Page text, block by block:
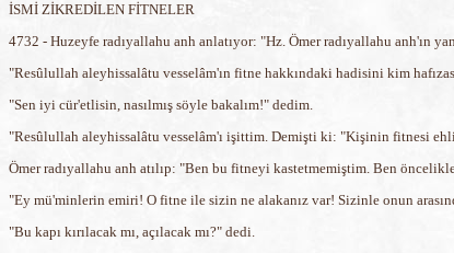
İSMİ ZİKREDİLEN FİTNELER
4732 - Huzeyfe radıyallahu anh anlatıyor: "Hz. Ömer radıyallahu anh'ın
"Resûlullah aleyhissalâtu vesselâm'ın fitne hakkındaki hadisini kim
"Sen iyi cür'etlisin, nasılmış söyle bakalım!" dedim.
"Resûlullah aleyhissalâtu vesselâm'ı işittim. Demişti ki: "Kişinin fitnesi
Ömer radıyallahu anh atılıp: "Ben bu fitneyi kastetmemiştim. Ben
"Ey mü'minlerin emiri! O fitne ile sizin ne alakanız var! Sizinle onun
"Bu kapı kırılacak mı, açılacak mı?" dedi.